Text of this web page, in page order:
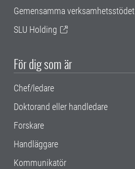
Gemensamma verksamhetsstödet
SLU Holding
För dig som är
Chef/ledare
Doktorand eller handledare
Forskare
Handläggare
Kommunikatör